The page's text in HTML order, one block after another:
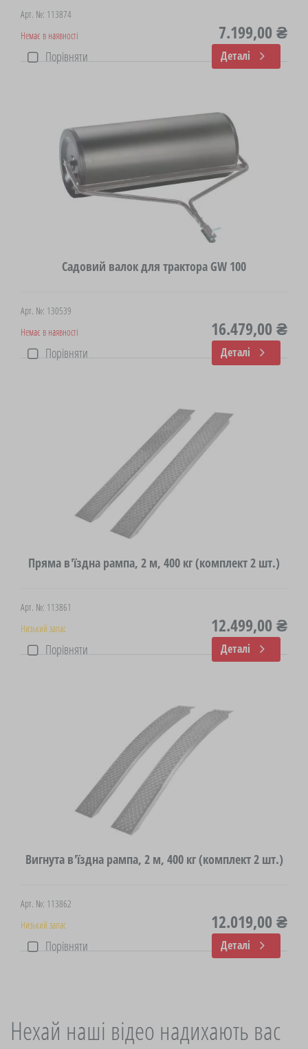
Арт. №: 113874
Немає в наявності
7.199,00 ₴
Порівняти Деталі
Садовий валок для трактора GW 100
Арт. №: 130539
Немає в наявності
16.479,00 ₴
Порівняти Деталі
Пряма в'їздна рампа, 2 м, 400 кг (комплект 2 шт.)
Арт. №: 113861
Низький запас
12.499,00 ₴
Порівняти Деталі
Вигнута в'їздна рампа, 2 м, 400 кг (комплект 2 шт.)
Арт. №: 113862
Низький запас
12.019,00 ₴
Порівняти Деталі
Нехай наші відео надихають вас